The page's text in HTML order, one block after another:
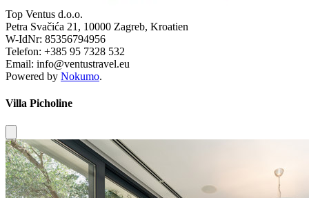
Top Ventus d.o.o.
Petra Svačića 21, 10000 Zagreb, Kroatien
W-IdNr: 85356794956
Telefon: +385 95 7328 532
Email: info@ventustravel.eu
Powered by Nokumo.
Villa Picholine
Close modal